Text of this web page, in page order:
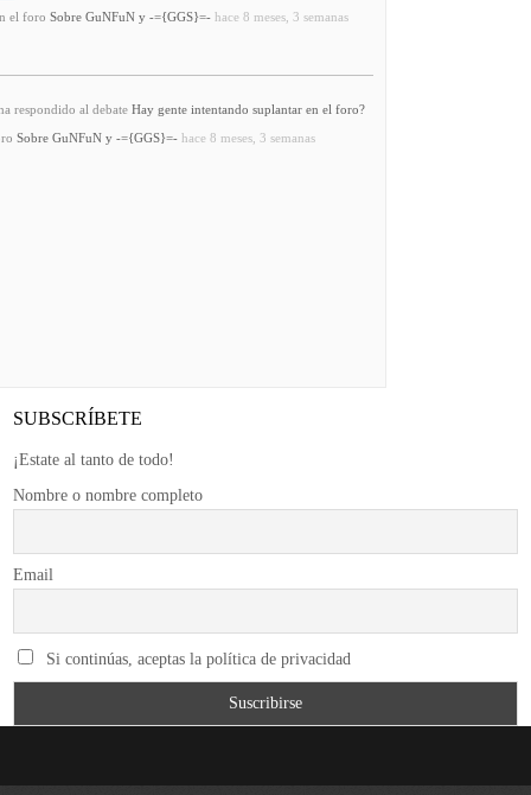
el foro Sobre GuNFuN y -={GGS}=- hace 8 meses, 3 semanas
respondido al debate Hay gente intentando suplantar en el foro?
Sobre GuNFuN y -={GGS}=- hace 8 meses, 3 semanas
SUBSCRÍBETE
¡Estate al tanto de todo!
Nombre o nombre completo
Email
Si continúas, aceptas la política de privacidad